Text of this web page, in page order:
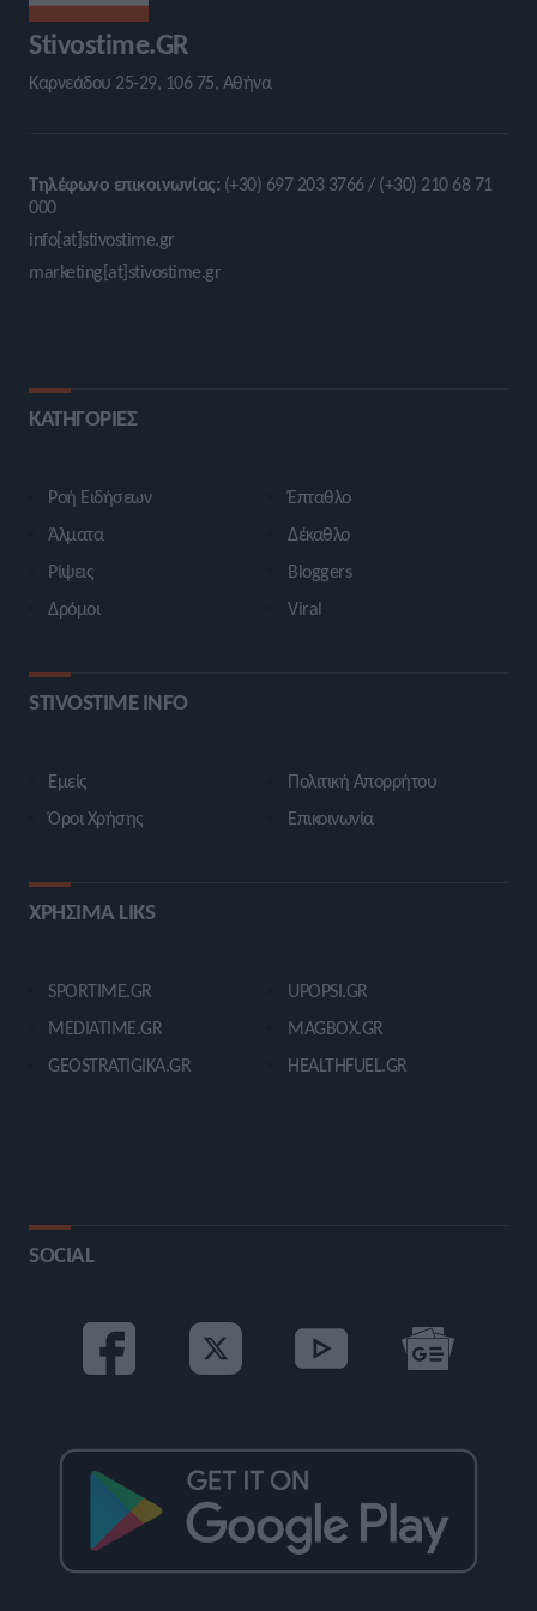
Stivostime.GR
Καρνεάδου 25-29, 106 75, Αθήνα
Τηλέφωνο επικοινωνίας: (+30) 697 203 3766 / (+30) 210 68 71
000
info[at]stivostime.gr
marketing[at]stivostime.gr
ΚΑΤΗΓΟΡΙΕΣ
Ροή Ειδήσεων
Άλματα
Ρίψεις
Δρόμοι
Έπταθλο
Δέκαθλο
Bloggers
Viral
STIVOSTIME INFO
Εμείς
Όροι Χρήσης
Πολιτική Απορρήτου
Επικοινωνία
ΧΡΗΣΙΜΑ LIKS
SPORTIME.GR
MEDIATIME.GR
GEOSTRATIGIKA.GR
UPOPSI.GR
MAGBOX.GR
HEALTHFUEL.GR
SOCIAL